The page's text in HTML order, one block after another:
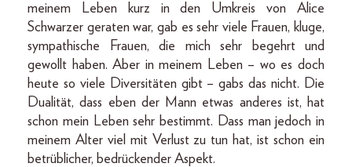
meinem Leben kurz in den Umkreis von Alice
Schwarzer geraten war, gab es sehr viele Frauen, kluge,
sympathische Frauen, die mich sehr begehrt und
gewollt haben. Aber in meinem Leben – wo es doch
heute so viele Diversitäten gibt – gabs das nicht. Die
Dualität, dass eben der Mann etwas anderes ist, hat
schon mein Leben sehr bestimmt. Dass man jedoch in
meinem Alter viel mit Verlust zu tun hat, ist schon ein
betrüblicher, bedrückender Aspekt.